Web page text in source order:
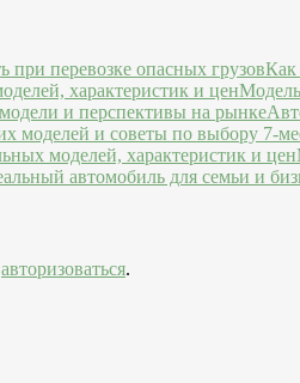
Как
7-
авторизоваться.